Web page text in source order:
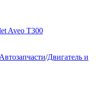
Aveo T300
/Двигатель и